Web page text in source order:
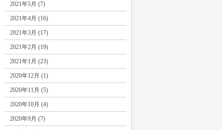
2021年5月 (7)
2021年4月 (16)
2021年3月 (17)
2021年2月 (19)
2021年1月 (23)
2020年12月 (1)
2020年11月 (5)
2020年10月 (4)
2020年9月 (7)